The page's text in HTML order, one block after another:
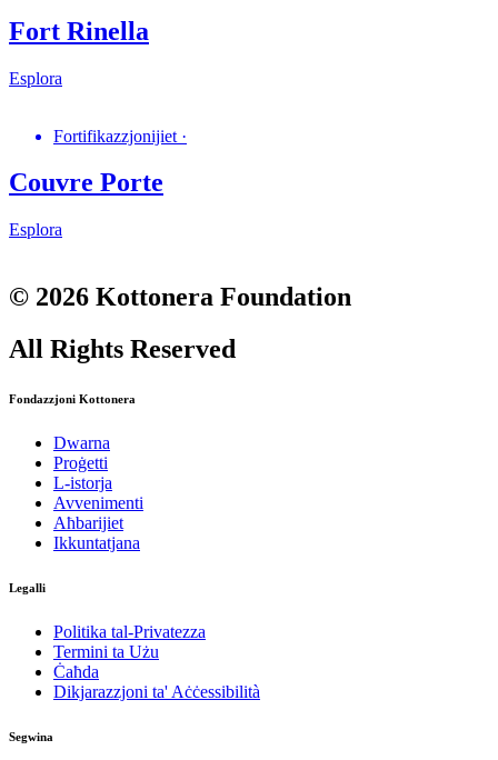
Fort Rinella
Esplora
Fortifikazzjonijiet ·
Couvre Porte
Esplora
© 2026 Kottonera Foundation
All Rights Reserved
Fondazzjoni Kottonera
Dwarna
Proġetti
L-istorja
Avvenimenti
Aħbarijiet
Ikkuntatjana
Legalli
Politika tal-Privatezza
Termini ta Użu​
Ċaħda
Dikjarazzjoni ta' Aċċessibilità
Segwina